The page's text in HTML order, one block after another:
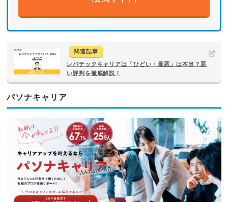
関連記事
レバテックキャリアは「ひどい・最悪」は本当？悪
い評判を徹底解説！
パソナキャリア